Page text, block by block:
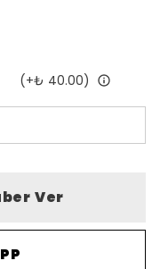
(+₺ 40.00)
Ver